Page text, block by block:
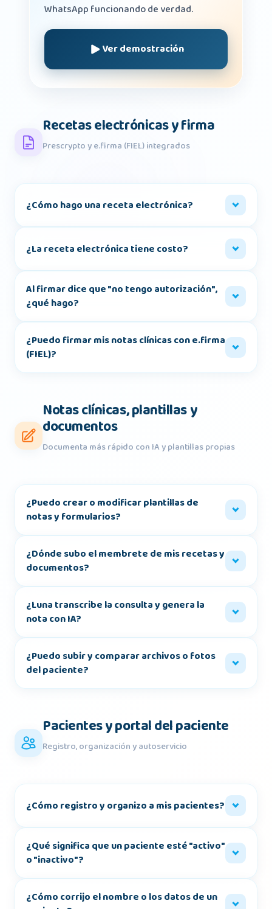
WhatsApp funcionando de verdad.
Ver demostración
Recetas electrónicas y firma
Prescrypto y e.firma (FIEL) integrados
¿Cómo hago una receta electrónica?
¿La receta electrónica tiene costo?
Al firmar dice que "no tengo autorización",
¿qué hago?
¿Puedo firmar mis notas clínicas con e.firma
(FIEL)?
Notas clínicas, plantillas y
documentos
Documenta más rápido con IA y plantillas propias
¿Puedo crear o modificar plantillas de
notas y formularios?
¿Dónde subo el membrete de mis recetas y
documentos?
¿Luna transcribe la consulta y genera la
nota con IA?
¿Puedo subir y comparar archivos o fotos
del paciente?
Pacientes y portal del paciente
Registro, organización y autoservicio
¿Cómo registro y organizo a mis pacientes?
¿Qué significa que un paciente esté "activo"
o "inactivo"?
¿Cómo corrijo el nombre o los datos de un